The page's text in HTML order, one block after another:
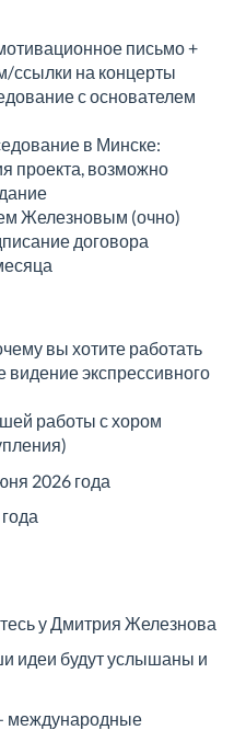
письмо +
ссылки на концерты
с основателем
в Минске:
проекта, возможно
Железновым (очно)
договора
вы хотите работать
видение экспрессивного
работы с хором
2026 года
у Дмитрия Железнова
идеи будут услышаны и
международные